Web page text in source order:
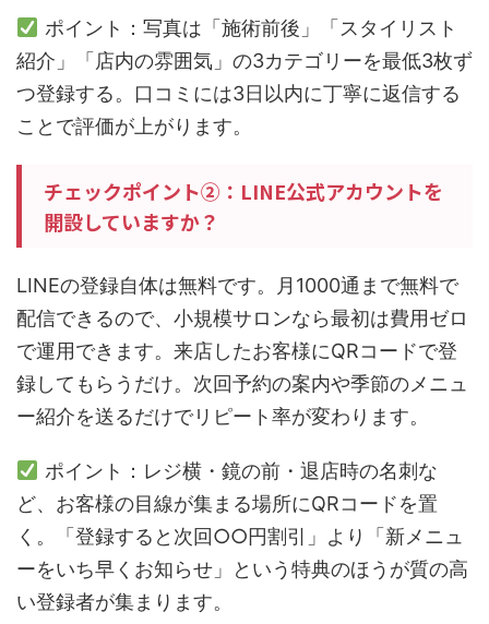
ポイント：写真は「施術前後」「スタイリスト
紹介」「店内の雰囲気」の3カテゴリーを最低3枚ず
つ登録する。口コミには3日以内に丁寧に返信する
ことで評価が上がります。
チェックポイント②：LINE公式アカウントを
開設していますか？
LINEの登録自体は無料です。月1000通まで無料で
配信できるので、小規模サロンなら最初は費用ゼロ
で運用できます。来店したお客様にQRコードで登
録してもらうだけ。次回予約の案内や季節のメニュ
ー紹介を送るだけでリピート率が変わります。
ポイント：レジ横・鏡の前・退店時の名刺な
ど、お客様の目線が集まる場所にQRコードを置
く。「登録すると次回○○円割引」より「新メニュ
ーをいち早くお知らせ」という特典のほうが質の高
い登録者が集まります。